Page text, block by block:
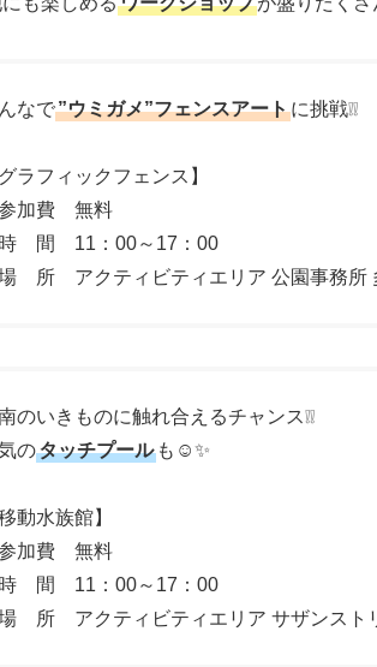
なで”ウミガメ”フェンスアートに挑戦❕❕
グラフィックフェンス】
加費 無料
間 11：00～17：00
所 アクティビティエリア 公園事務所
のいきものに触れ合えるチャンス❕❕
のタッチプール も☺✨
移動水族館】
加費 無料
間 11：00～17：00
所 アクティビティエリア サザンスト